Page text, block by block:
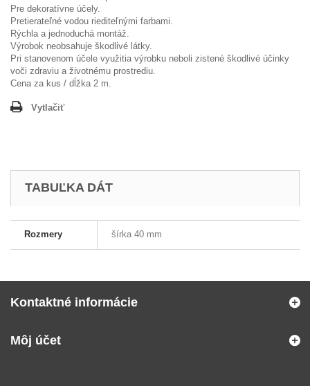
Pre dekoratívne účely.
Pretierateľné vodou riediteľnými farbami.
Rýchla a jednoduchá montáž.
Výrobok neobsahuje škodlivé látky.
Pri stanovenom účele využitia výrobku neboli zistené škodlivé účinky
voči zdraviu a životnému prostrediu.
Cena za kus / dĺžka 2 m.
Vytlačiť
TABUĽKA DÁT
Rozmery šírka 40 mm
Kontaktné informácie
Môj účet